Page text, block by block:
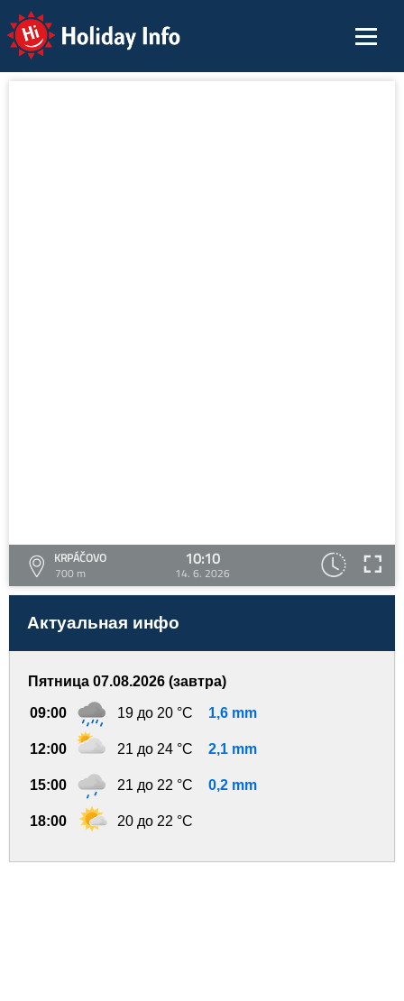
Holiday Info
KRPÁČOVO
700 m
10:10
14. 6. 2026
Актуальная инфо
Пятница 07.08.2026 (завтра)
09:00 19 до 20 °C 1,6 mm
12:00 21 до 24 °C 2,1 mm
15:00 21 до 22 °C 0,2 mm
18:00 20 до 22 °C